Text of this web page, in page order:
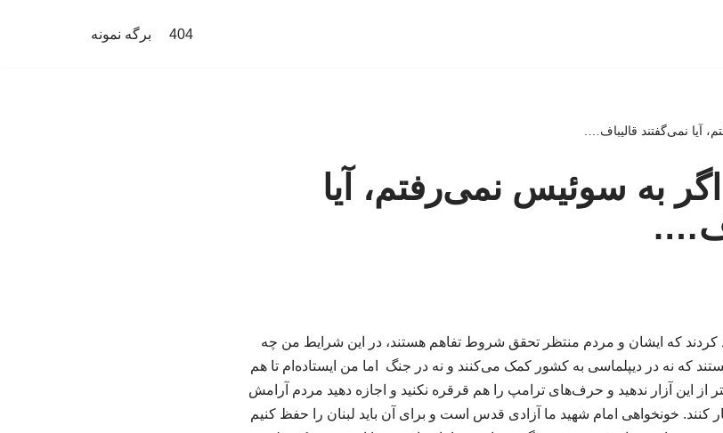
404 برگه نمونه
آیا نمی‌گفتند قالیباف….
اگر به سوئیس نمی‌رفتم، آیا
کردند که ایشان و مردم منتظر تحقق شروط تفاهم هستند، در این شرایط من چه
که نه در دیپلماسی به کشور کمک می‌کنند و نه در جنگ اما من ایستاده‌ام تا هم
از این آزار ندهید و حرف‌های ترامپ را هم قرقره نکنید و اجازه دهید مردم آرامش
کنند. خونخواهی امام شهید ما آزادی قدس است و برای آن باید لبنان را حفظ کنیم